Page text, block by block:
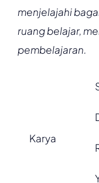
menjelajahi
ruang belajar,
pembelajaran.
Karya